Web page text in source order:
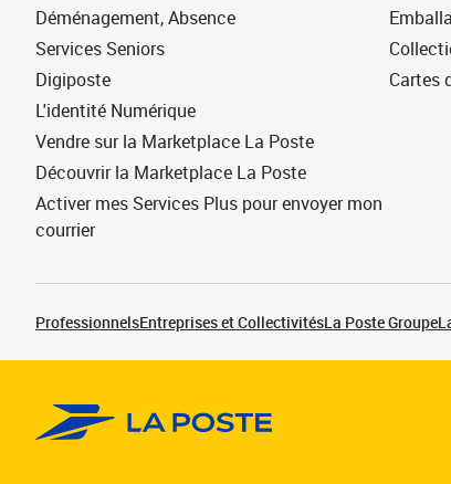
Déménagement, Absence
Services Seniors
Digiposte
L'identité Numérique
Vendre sur la Marketplace La Poste
Découvrir la Marketplace La Poste
Activer mes Services Plus pour envoyer mon
courrier
Cartes
ProfessionnelsEntreprises et CollectivitésLa Poste Groupe